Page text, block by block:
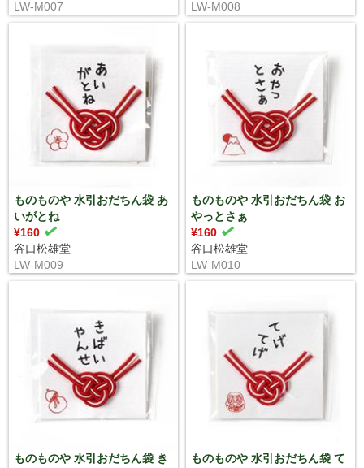
LW-M007
LW-M008
ものものや 水引おだちん袋 あ
いがとね
¥160
谷口松雄堂
LW-M009
ものものや 水引おだちん袋 お
やっとさぁ
¥160
谷口松雄堂
LW-M010
ものものや 水引おだちん袋 き
ものものや 水引おだちん袋 て